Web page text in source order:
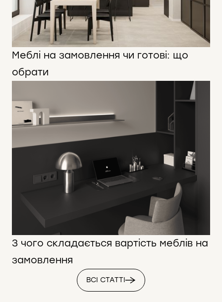
Меблі на замовлення чи готові: що
обрати
З чого складається вартість меблів на
замовлення
ВСІ СТАТТІ